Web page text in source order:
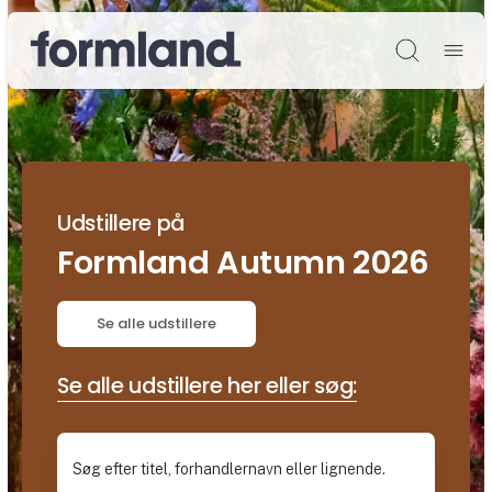
Søg
Udstillere på
Formland Autumn 2026
Se alle udstillere
Se alle udstillere her eller søg: